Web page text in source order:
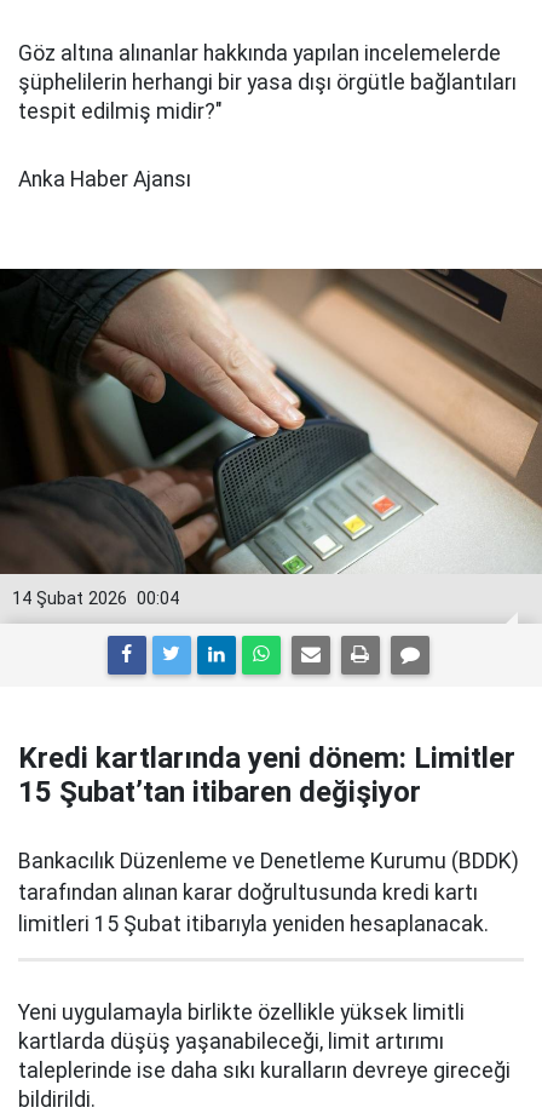
Göz altına alınanlar hakkında yapılan incelemelerde
şüphelilerin herhangi bir yasa dışı örgütle bağlantıları
tespit edilmiş midir?"
Anka Haber Ajansı
00:04
14 Şubat 2026
Kredi kartlarında yeni dönem: Limitler
15 Şubat’tan itibaren değişiyor
Bankacılık Düzenleme ve Denetleme Kurumu (BDDK)
tarafından alınan karar doğrultusunda kredi kartı
limitleri 15 Şubat itibarıyla yeniden hesaplanacak.
Yeni uygulamayla birlikte özellikle yüksek limitli
kartlarda düşüş yaşanabileceği, limit artırımı
taleplerinde ise daha sıkı kuralların devreye gireceği
bildirildi.